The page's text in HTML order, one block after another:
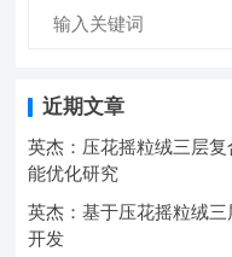
近期文章
英杰：压花摇粒绒三层
能优化研究
英杰：基于压花摇粒绒
开发